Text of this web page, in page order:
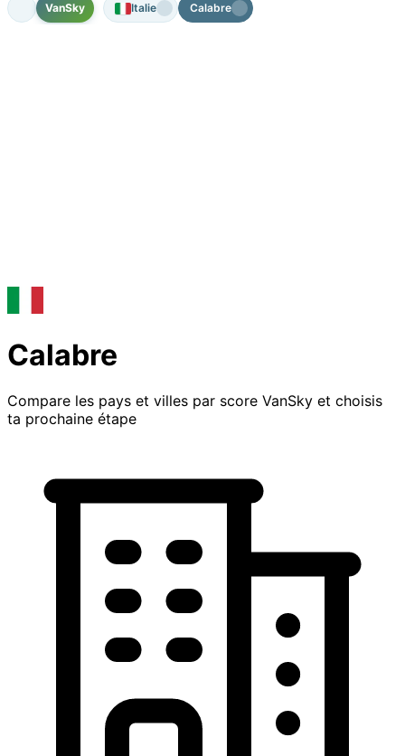
VanSky Italie Calabre
Calabre
Compare les pays et villes par score VanSky et choisis
ta prochaine étape